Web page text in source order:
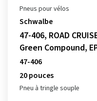
Pneus pour vélos
Schwalbe
47-406, ROAD
Green Compound,
47-406
20 pouces
Pneu à tringle souple